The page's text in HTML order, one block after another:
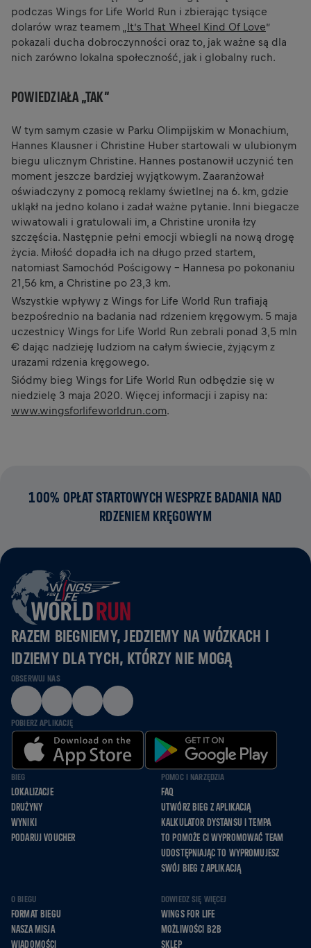
podczas Wings for Life World Run i zbierając tysiące
dolarów wraz teamem „ It’s That Wheel Kind Of Love”
pokazali ducha dobroczynności oraz to, jak ważne są dla
nich zarówno lokalna społeczność, jak i globalny ruch.
POWIEDZIAŁA „TAK”
W tym samym czasie w Parku Olimpijskim w Monachium,
Hannes Klausner i Christine Huber startowali w ulubionym
biegu ulicznym Christine. Hannes postanowił uczynić ten
moment jeszcze bardziej wyjątkowym. Zaaranżował
oświadczyny z pomocą reklamy świetlnej na 6. km, gdzie
ukląkł na jedno kolano i zadał ważne pytanie. Inni biegacze
wiwatowali i gratulowali im, a Christine uroniła łzy
szczęścia. Następnie pełni emocji wbiegli na nową drogę
życia. Miłość dopadła ich na długo przed startem,
natomiast Samochód Pościgowy - Hannesa po pokonaniu
21,56 km, a Christine po 23,3 km.
Wszystkie wpływy z Wings for Life World Run trafiają
bezpośrednio na badania nad rdzeniem kręgowym. 5 maja
uczestnicy Wings for Life World Run zebrali ponad 3,5 mln
€ dając nadzieję ludziom na całym świecie, żyjącym z
urazami rdzenia kręgowego.
Siódmy bieg Wings for Life World Run odbędzie się w
niedzielę 3 maja 2020. Więcej informacji i zapisy na:
www.wingsforlifeworldrun.com.
100% OPŁAT STARTOWYCH WESPRZE BADANIA NAD
RDZENIEM KRĘGOWYM
RAZEM BIEGNIEMY, JEDZIEMY NA WÓZKACH I
IDZIEMY DLA TYCH, KTÓRZY NIE MOGĄ
OBSERWUJ NAS
POBIERZ APLIKACJĘ
BIEG
LOKALIZACJE
DRUŻYNY
WYNIKI
PODARUJ VOUCHER
POMOC I NARZĘDZIA
FAQ
UTWÓRZ BIEG Z APLIKACJĄ
KALKULATOR DYSTANSU I TEMPA
TO POMOŻE CI WYPROMOWAĆ TEAM
UDOSTĘPNIAJĄC TO WYPROMUJESZ
SWÓJ BIEG Z APLIKACJĄ
O BIEGU
FORMAT BIEGU
NASZA MISJA
WIADOMOŚCI
DOWIEDZ SIĘ WIĘCEJ
WINGS FOR LIFE
MOŻLIWOŚCI B2B
SKLEP